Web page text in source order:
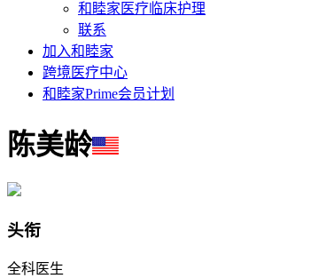
和睦家医疗临床护理
联系
加入和睦家
跨境医疗中心
和睦家Prime会员计划
陈美龄
头衔
全科医生